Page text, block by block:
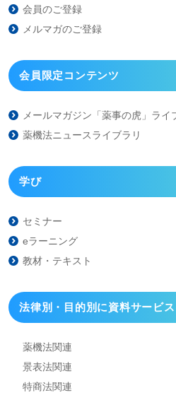
会員のご登録
メルマガのご登録
会員限定コンテンツ
メールマガジン「薬事の虎」 ライ
薬機法ニュースライブラリ
学び
セミナー
eラーニング
教材・テキスト
法律別・目的別に資料サービ
薬機法関連
景表法関連
特商法関連